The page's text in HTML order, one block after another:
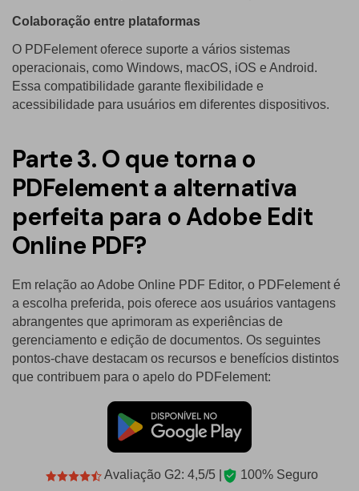
Colaboração entre plataformas
O PDFelement oferece suporte a vários sistemas
operacionais, como Windows, macOS, iOS e Android.
Essa compatibilidade garante flexibilidade e
acessibilidade para usuários em diferentes dispositivos.
Parte 3. O que torna o
PDFelement a alternativa
perfeita para o Adobe Edit
Online PDF?
Em relação ao Adobe Online PDF Editor, o PDFelement é
a escolha preferida, pois oferece aos usuários vantagens
abrangentes que aprimoram as experiências de
gerenciamento e edição de documentos. Os seguintes
pontos-chave destacam os recursos e benefícios distintos
que contribuem para o apelo do PDFelement:
Avaliação G2: 4,5/5 | 100% Seguro